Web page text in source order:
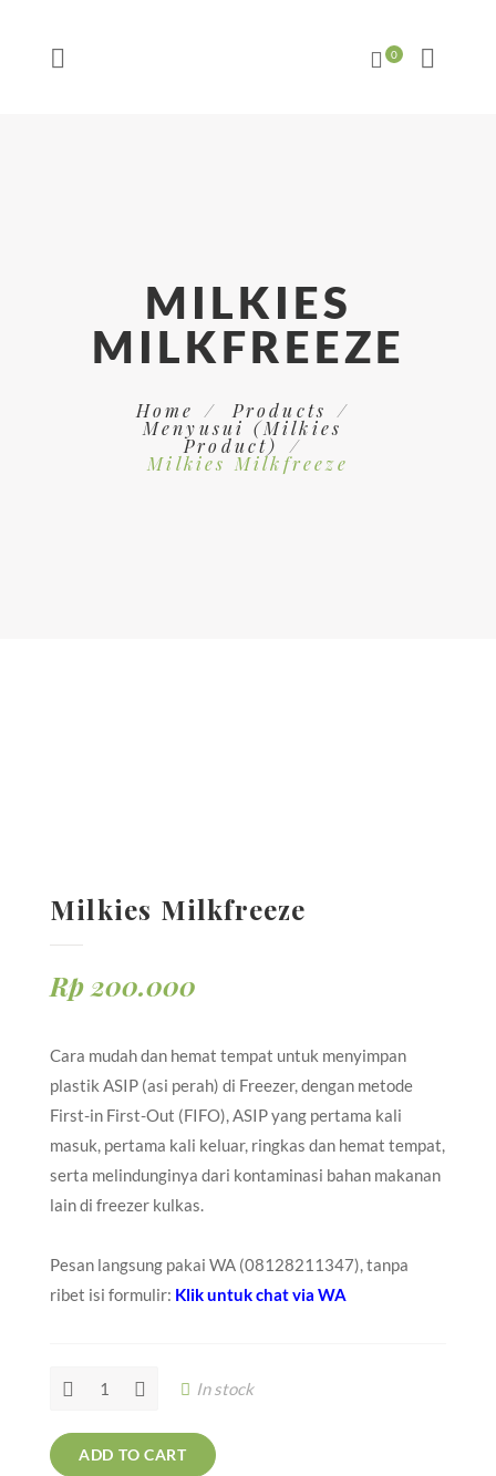
MILKIES
MILKFREEZE
Home Products
Menyusui (Milkies
Product)
Milkies Milkfreeze
Milkies Milkfreeze
Rp200.000
Cara mudah dan hemat tempat untuk menyimpan
plastik ASIP (asi perah) di Freezer, dengan metode
First-in First-Out (FIFO), ASIP yang pertama kali
masuk, pertama kali keluar, ringkas dan hemat tempat,
serta melindunginya dari kontaminasi bahan makanan
lain di freezer kulkas.
Pesan langsung pakai WA (08128211347), tanpa
ribet isi formulir: Klik untuk chat via WA
In stock
ADD TO CART